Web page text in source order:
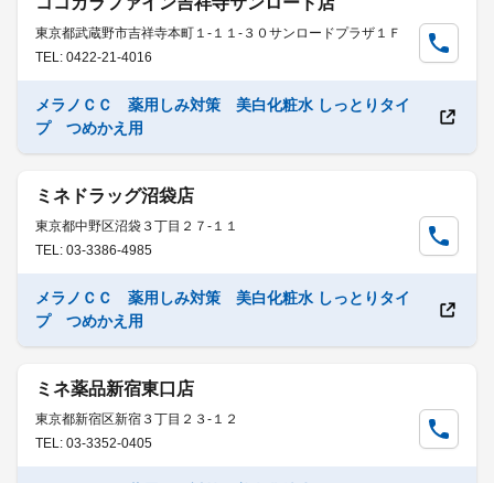
東京都武蔵野市吉祥寺本町１-１１-３０サンロードプラザ１Ｆ
TEL: 0422-21-4016
メラノＣＣ 薬用しみ対策 美白化粧水 しっとりタイ
プ つめかえ用
ミネドラッグ沼袋店
東京都中野区沼袋３丁目２７-１１
TEL: 03-3386-4985
メラノＣＣ 薬用しみ対策 美白化粧水 しっとりタイ
プ つめかえ用
ミネ薬品新宿東口店
東京都新宿区新宿３丁目２３-１２
TEL: 03-3352-0405